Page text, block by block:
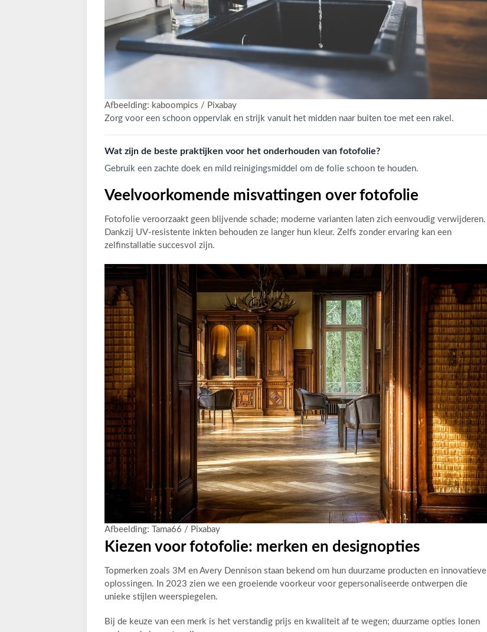
Afbeelding: kaboompics / Pixabay
Zorg voor een schoon oppervlak en strijk vanuit het midden naar buiten toe met een rakel.
Wat zijn de beste praktijken voor het onderhouden van fotofolie?
Gebruik een zachte doek en mild reinigingsmiddel om de folie schoon te houden.
Veelvoorkomende misvattingen over fotofolie
Fotofolie veroorzaakt geen blijvende schade; moderne varianten laten zich eenvoudig verwijderen.
Dankzij UV-resistente inkten behouden ze langer hun kleur. Zelfs zonder ervaring kan een
zelfinstallatie succesvol zijn.
Afbeelding: Tama66 / Pixabay
Kiezen voor fotofolie: merken en designopties
Topmerken zoals 3M en Avery Dennison staan bekend om hun duurzame producten en innovatieve
oplossingen. In 2023 zien we een groeiende voorkeur voor gepersonaliseerde ontwerpen die
unieke stijlen weerspiegelen.
Bij de keuze van een merk is het verstandig prijs en kwaliteit af te wegen; duurzame opties lonen